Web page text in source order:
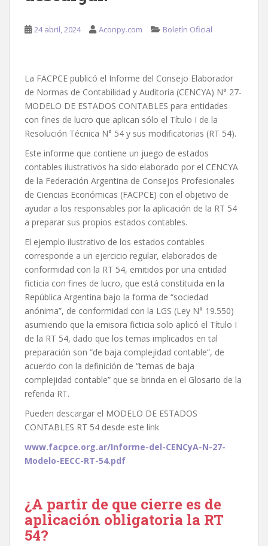
24 abril, 2024 Aconpy.com Boletín Oficial
La FACPCE publicó el Informe del Consejo Elaborador
de Normas de Contabilidad y Auditoría (CENCYA) N° 27-
MODELO DE ESTADOS CONTABLES para entidades
con fines de lucro que aplican sólo el Título I de la
Resolución Técnica N° 54 y sus modificatorias (RT 54).
Este informe que contiene un juego de estados
contables ilustrativos ha sido elaborado por el CENCYA
de la Federación Argentina de Consejos Profesionales
de Ciencias Económicas (FACPCE) con el objetivo de
ayudar a los responsables por la aplicación de la RT 54
a preparar sus propios estados contables.
El ejemplo ilustrativo de los estados contables
corresponde a un ejercicio regular, elaborados de
conformidad con la RT 54, emitidos por una entidad
ficticia con fines de lucro, que está constituida en la
República Argentina bajo la forma de “sociedad
anónima”, de conformidad con la LGS (Ley N° 19.550)
asumiendo que la emisora ficticia solo aplicó el Título I
de la RT 54, dado que los temas implicados en tal
preparación son “de baja complejidad contable”, de
acuerdo con la definición de “temas de baja
complejidad contable” que se brinda en el Glosario de la
referida RT.
Pueden descargar el MODELO DE ESTADOS
CONTABLES RT 54 desde este link
www.facpce.org.ar/Informe-del-CENCyA-N-27-
Modelo-EECC-RT-54.pdf
¿A partir de que cierre es de
aplicación obligatoria la RT
54?